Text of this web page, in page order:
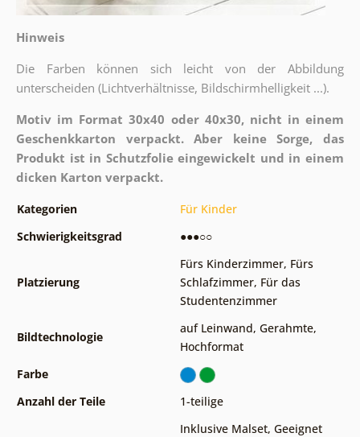
Hinweis
Die Farben können sich leicht von der Abbildung
unterscheiden (Lichtverhältnisse, Bildschirmhelligkeit ...).
Motiv im Format 30x40 oder 40x30, nicht in einem
Geschenkkarton verpackt. Aber keine Sorge, das
Produkt ist in Schutzfolie eingewickelt und in einem
dicken Karton verpackt.
Kategorien
Für Kinder
Schwierigkeitsgrad
●●●○○
Platzierung
Fürs Kinderzimmer, Fürs
Schlafzimmer, Für das
Studentenzimmer
Bildtechnologie
auf Leinwand, Gerahmte,
Hochformat
Farbe
Anzahl der Teile
1-teilige
Inklusive Malset, Geeignet